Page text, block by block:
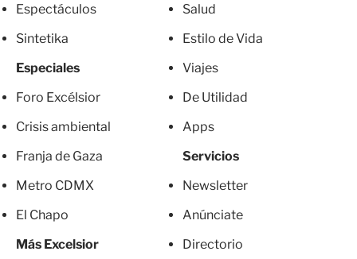
Espectáculos
Sintetika
Especiales
Foro Excélsior
Crisis ambiental
Franja de Gaza
Metro CDMX
El Chapo
Más Excelsior
Salud
Estilo de Vida
Viajes
De Utilidad
Apps
Servicios
Newsletter
Anúnciate
Directorio